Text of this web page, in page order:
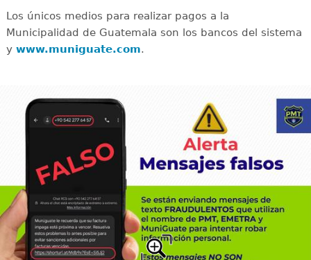
Los únicos medios para realizar pagos a la
Municipalidad de Guatemala son los bancos del sistema
y www.muniguate.com.